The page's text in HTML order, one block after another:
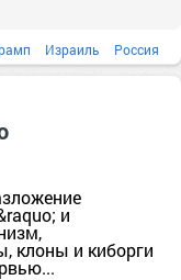
Израиль Россия
и
клоны и киборги